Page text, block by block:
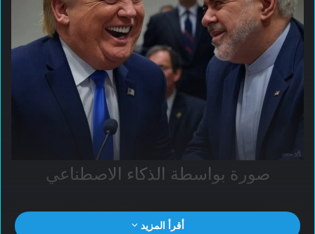
صورة بواسطة الذكاء الاصطناعي
أقرأ المزيد